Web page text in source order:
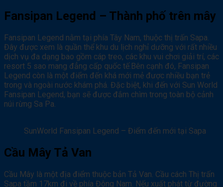
Fansipan Legend – Thành phố trên mây
Fansipan Legend nằm tại phía Tây Nam, thuộc thị trấn Sapa.
Đây được xem là quần thể khu du lịch nghỉ dưỡng với rất nhiều
dịch vụ đa dạng bao gồm cáp treo, các khu vui chơi giải trí, các
resort 5 sao mang đẳng cấp quốc tế.Bên cạnh đó, Fansipan
Legend còn là một điểm đến khá mới mẻ được nhiều bạn trẻ
trong và ngoài nước khám phá. Đặc biệt, khi đến với Sun World
Fansipan Legend, bạn sẽ được đắm chìm trong toàn bộ cảnh
núi rừng Sa Pa.
SunWorld Fansipan Legend – Điểm đến mới tại Sapa
Cầu Mây Tả Van
Cầu Mây là một địa điểm thuộc bản Tả Van. Cầu cách Thị trấn
Sapa tầm 17km đi về phía Đông Nam. Nếu xuất phát từ đường